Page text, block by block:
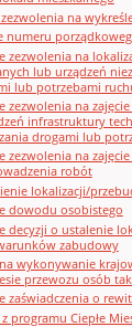
na
numeru
zezwolenia na
lub urządzeń
lub potrzebami
zezwolenia na
infrastruktury
drogami lub
zezwolenia na
robót
lokalizacji/
dowodu osobistego
decyzji o ustalenie
zabudowy
wykonywanie
przewozu osób
zaświadczenia o
programu Ciepłe